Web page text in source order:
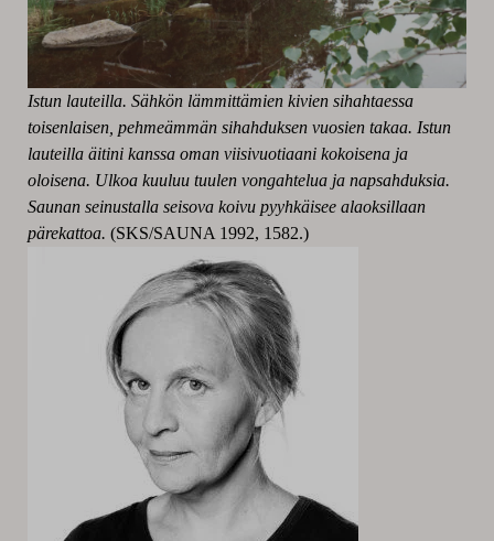
Istun lauteilla. Sähkön lämmittämien kivien sihahtaessa
toisenlaisen, pehmeämmän sihahduksen vuosien takaa. Istun
lauteilla äitini kanssa oman viisivuotiaani kokoisena ja
oloisena. Ulkoa kuuluu tuulen vongahtelua ja napsahduksia.
Saunan seinustalla seisova koivu pyyhkäisee alaoksillaan
pärekattoa. (SKS/SAUNA 1992, 1582.)